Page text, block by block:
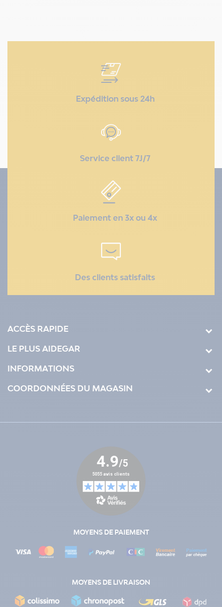
Expédition sous 24h
Service client 7J/7
Paiement en 3x ou 4x
Des clients satisfaits
ACCÈS RAPIDE
LE PLUS AIDEGAR
INFORMATIONS
COORDONNÉES DU MAGASIN
MOYENS DE PAIEMENT
MOYENS DE LIVRAISON